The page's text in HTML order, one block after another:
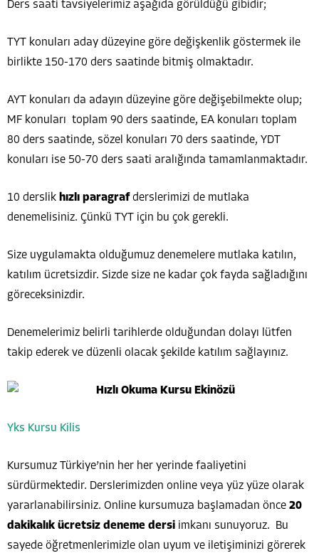
Ders saati tavsiyelerimiz aşağıda görüldüğü gibidir;
TYT konuları aday düzeyine göre değişkenlik göstermek ile
birlikte 150-170 ders saatinde bitmiş olmaktadır.
AYT konuları da adayın düzeyine göre değişebilmekte olup;
MF konuları toplam 90 ders saatinde, EA konuları toplam
80 ders saatinde, sözel konuları 70 ders saatinde, YDT
konuları ise 50-70 ders saati aralığında tamamlanmaktadır.
10 derslik hızlı paragrafderslerimizi de mutlaka
denemelisiniz. Çünkü TYT için bu çok gerekli.
Size uygulamakta olduğumuz denemelere mutlaka katılın,
katılım ücretsizdir. Sizde size ne kadar çok fayda sağladığını
göreceksinizdir.
Denemelerimiz belirli tarihlerde olduğundan dolayı lütfen
takip ederek ve düzenli olacak şekilde katılım sağlayınız.
Yks Kursu Kilis
Kursumuz Türkiye’nin her her yerinde faaliyetini
sürdürmektedir. Derslerimizden online veya yüz yüze olarak
yararlanabilirsiniz. Online kursumuza başlamadan önce 20
dakikalık ücretsiz deneme dersi imkanı sunuyoruz. Bu
sayede öğretmenlerimizle olan uyum ve iletişiminizi görerek